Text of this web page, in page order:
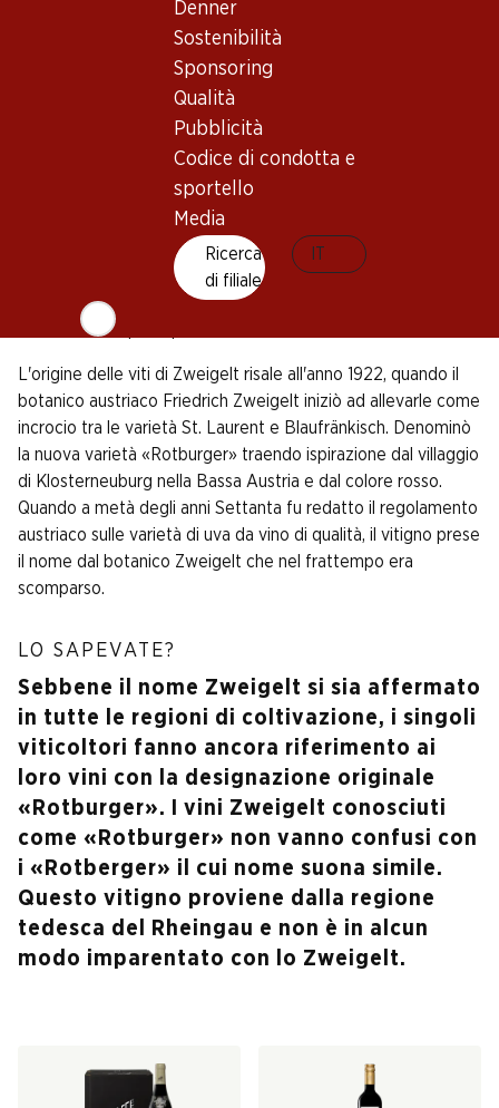
Denner
Sostenibilità
Sponsoring
Qualità
Pubblicità
Codice di condotta e
sportello
Media
Ricerca
di filiale
Con oltre 6.500 ettari di superficie coltivata, lo Zweigelt è il
numero uno dei vitigni a bacca rossa dell'Austria. I viticoltori
di tutto il paese apprezzano le viti di Zweigelt per la loro
semplicità: le basse esigenze del terroir e la buona
è particolarmente diffuso nella parte orientale della Bassa
Austria e nella regione intorno al lago di Neusiedl, dove i
terreni ricchi di sostanze nutritive generano raccolti
consistenti e regolari. Esistono aree di coltivazione più
piccole anche al di fuori dell'Austria. In Germania, le viti di
Zweigelt sono coltivate su circa 100 ettari, mentre in
Svizzera sono poco più di 20 ettari coltivati.
L'origine delle viti di Zweigelt risale all'anno 1922, quando il
botanico austriaco Friedrich Zweigelt iniziò ad allevarle come
incrocio tra le varietà St. Laurent e Blaufränkisch. Denominò
la nuova varietà «Rotburger» traendo ispirazione dal villaggio
di Klosterneuburg nella Bassa Austria e dal colore rosso.
Quando a metà degli anni Settanta fu redatto il regolamento
austriaco sulle varietà di uva da vino di qualità, il vitigno prese
il nome dal botanico Zweigelt che nel frattempo era
scomparso.
LO SAPEVATE?
Sebbene il nome Zweigelt si sia affermato
in tutte le regioni di coltivazione, i singoli
viticoltori fanno ancora riferimento ai
loro vini con la designazione originale
«Rotburger». I vini Zweigelt conosciuti
come «Rotburger» non vanno confusi con
i «Rotberger» il cui nome suona simile.
Questo vitigno proviene dalla regione
tedesca del Rheingau e non è in alcun
modo imparentato con lo Zweigelt.